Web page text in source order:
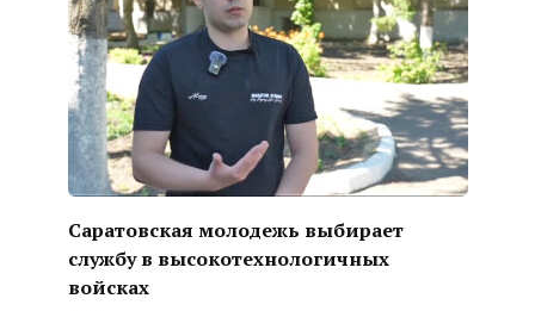
Саратовская молодежь выбирает
службу в высокотехнологичных
войсках